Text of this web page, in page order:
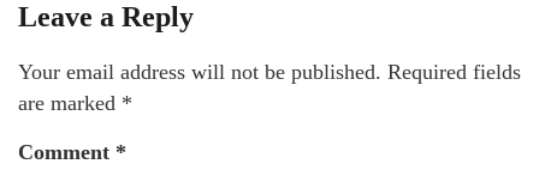
Leave a Reply
Your email address will not be published. Required fields
are marked *
Comment *